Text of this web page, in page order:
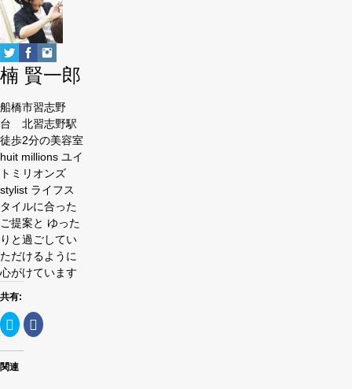
content
below.
楠 賢一郎
船橋市習志野
台 北習志野駅
徒歩2分の美容室
huit millions ユイ
トミリオンズ
stylist ライフス
タイルに合った
ご提案と ゆった
りと過ごしてい
ただけるように
心がけています
共有:
ク
リ
ク
し
て
Facebook
で
関連